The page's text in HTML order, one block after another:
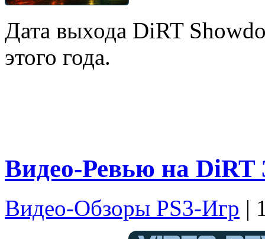
Дата выхода DiRT
этого года.
Видео-Ревью на DiRT
Видео-Обзоры PS3-Игр |